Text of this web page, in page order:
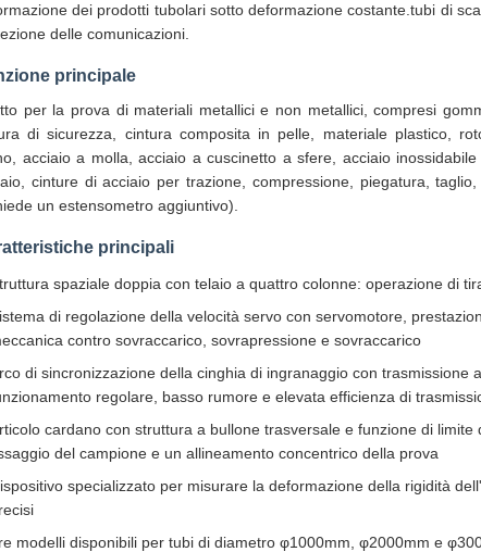
dei prodotti tubolari sotto deformazione costante.tubi di
delle comunicazioni.
principale
per la prova di materiali metallici e non metallici, compresi
di sicurezza, cintura composita in pelle, materiale plastico,
acciaio a molla, acciaio a cuscinetto a sfere, acciaio
cinture di acciaio per trazione, compressione, piegatura,
un estensometro aggiuntivo).
principali
spaziale doppia con telaio a quattro colonne: operazione di
di regolazione della velocità servo con servomotore,
contro sovraccarico, sovrapressione e sovraccarico
di sincronizzazione della cinghia di ingranaggio con trasmissione
regolare, basso rumore e elevata efficienza di
cardano con struttura a bullone trasversale e funzione di
del campione e un allineamento concentrico della prova
specializzato per misurare la deformazione della rigidità
modelli disponibili per tubi di diametro φ1000mm, φ2000mm e